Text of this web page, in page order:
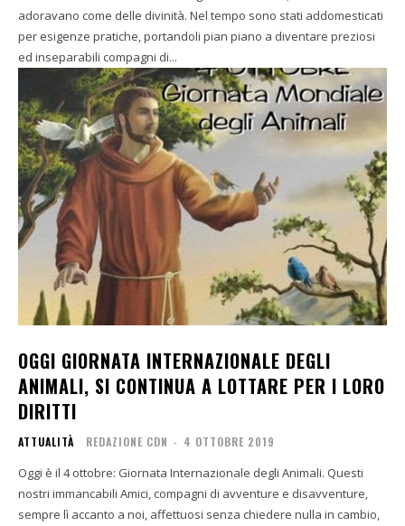
adoravano come delle divinità. Nel tempo sono stati addomesticati
per esigenze pratiche, portandoli pian piano a diventare preziosi
ed inseparabili compagni di...
OGGI GIORNATA INTERNAZIONALE DEGLI
ANIMALI, SI CONTINUA A LOTTARE PER I LORO
DIRITTI
ATTUALITÀ REDAZIONE CDN - 4 OTTOBRE 2019
Oggi è il 4 ottobre: Giornata Internazionale degli Animali. Questi
nostri immancabili Amici, compagni di avventure e disavventure,
sempre lì accanto a noi, affettuosi senza chiedere nulla in cambio,